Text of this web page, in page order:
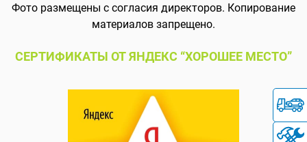
Фото размещены с согласия директоров. Копирование
материалов запрещено.
СЕРТИФИКАТЫ ОТ ЯНДЕКС “ХОРОШЕЕ МЕСТО”